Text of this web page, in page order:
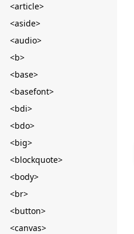
<article>
<aside>
<audio>
<b>
<base>
<basefont>
<bdi>
<bdo>
<big>
<blockquote>
<body>
<br>
<button>
<canvas>